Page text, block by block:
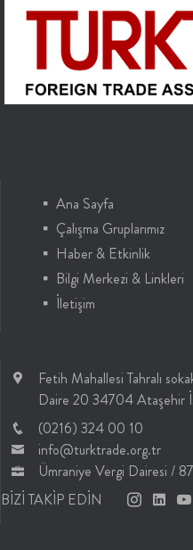
Ana Sayfa
Çalışma Gruplarımız
Haber & Etkinlik
Bilgi Merkezi & Linkleri
İletişim
Fetih Mahallesi Tahralı
Daire 20 34704 Ataşehir
(0216) 324 00 10
info@turktrade.org.tr
Ümraniye Vergi Dairesi /
BİZİ TAKİP EDİN